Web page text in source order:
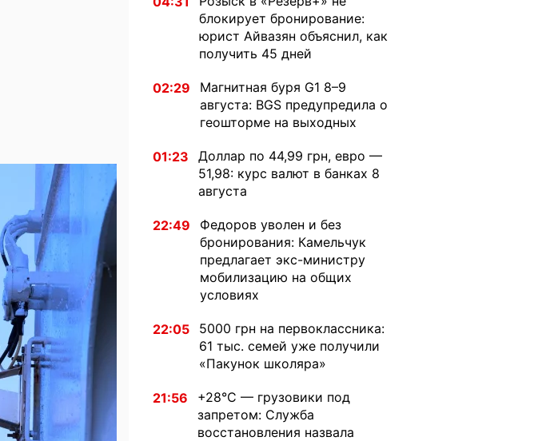
блокирует бронирование:
юрист Айвазян объяснил, как
получить 45 дней
02:29
Магнитная буря G1 8–9
августа: BGS предупредила о
геошторме на выходных
01:23
Доллар по 44,99 грн, евро —
51,98: курс валют в банках 8
августа
22:49
Федоров уволен и без
бронирования: Камельчук
предлагает экс-министру
мобилизацию на общих
условиях
22:05
5000 грн на первоклассника:
61 тыс. семей уже получили
«Пакунок школяра»
21:56
+28°C — грузовики под
запретом: Служба
восстановления назвала